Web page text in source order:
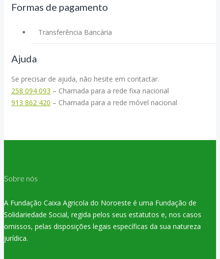
Formas de pagamento
Transferência Bancária
Ajuda
Se precisar de ajuda, não hesite em contactar.
258 094 093 – Chamada para a rede fixa nacional
913 862 420 – Chamada para a rede móvel nacional
Sobre nós
A Fundação Caixa Agricola do Noroeste é uma Fundação de
Solidariedade Social, regida pelos seus estatutos e, nos casos
omissos, pelas disposições legais específicas da sua natureza
jurídica.